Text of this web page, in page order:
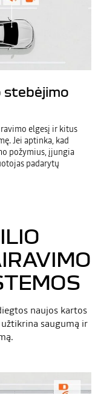
stebėjimo
elgesį ir kitus
Jei aptinka, kad
požymius, įjungia
padarytų
naujos kartos
saugumą ir